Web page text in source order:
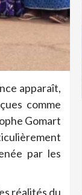
apparaît,
comme
Gomart
par les
réalités du